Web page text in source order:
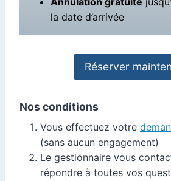
la date d’arrivée
Réserver
Nos conditions
Vous effectuez votre
(sans aucun engagement)
Le gestionnaire vous
répondre à toutes vos